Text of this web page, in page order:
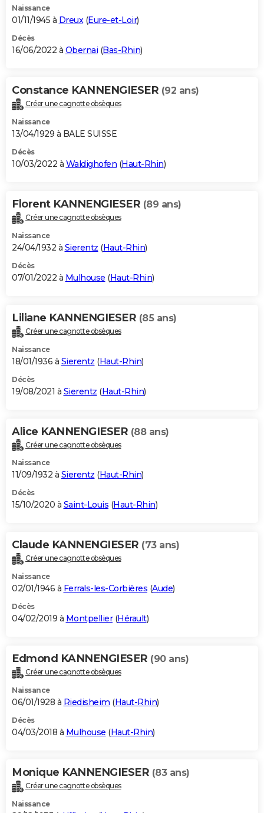
Naissance
01/11/1945 à Dreux(Eure-et-Loir)
Décès
16/06/2022 à Obernai (Bas-Rhin)
Constance KANNENGIESER (92 ans)
Créer une cagnotte obsèques
Naissance
13/04/1929 à BALE SUISSE
Décès
10/03/2022 à Waldighofen (Haut-Rhin)
Florent KANNENGIESER (89 ans)
Créer une cagnotte obsèques
Naissance
24/04/1932 à Sierentz (Haut-Rhin)
Décès
07/01/2022 à Mulhouse (Haut-Rhin)
Liliane KANNENGIESER (85 ans)
Créer une cagnotte obsèques
Naissance
18/01/1936 à Sierentz (Haut-Rhin)
Décès
19/08/2021 à Sierentz (Haut-Rhin)
Alice KANNENGIESER (88 ans)
Créer une cagnotte obsèques
Naissance
11/09/1932 à Sierentz (Haut-Rhin)
Décès
15/10/2020 à Saint-Louis (Haut-Rhin)
Claude KANNENGIESER (73 ans)
Créer une cagnotte obsèques
Naissance
02/01/1946 à Ferrals-les-Corbières (Aude)
Décès
04/02/2019 à Montpellier(Hérault)
Edmond KANNENGIESER (90 ans)
Créer une cagnotte obsèques
Naissance
06/01/1928 à Riedisheim (Haut-Rhin)
Décès
04/03/2018 à Mulhouse (Haut-Rhin)
Monique KANNENGIESER (83 ans)
Créer une cagnotte obsèques
Naissance